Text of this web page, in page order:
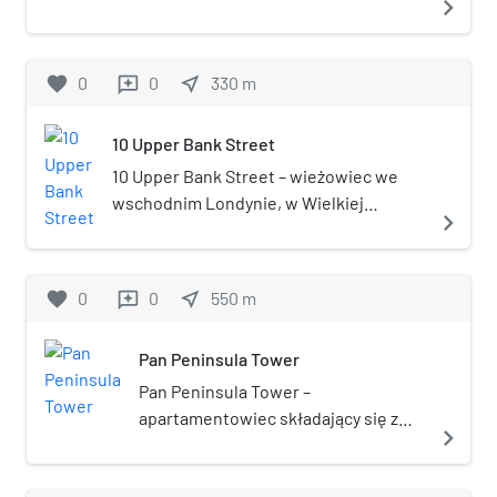
33 kondygnacje.
navigate_next
favorite 0 reviews 0 near_me 330 m
10 Upper Bank Street
10 Upper Bank Street – wieżowiec we
wschodnim Londynie, w Wielkiej
Wharf. Ukończono go i otwarto w 2003
metrów.
navigate_next
favorite 0 reviews 0 near_me 550 m
Pan Peninsula Tower
Pan Peninsula Tower –
apartamentowiec składający się z
Dogs, w Docklands, dzielnicy
navigate_next